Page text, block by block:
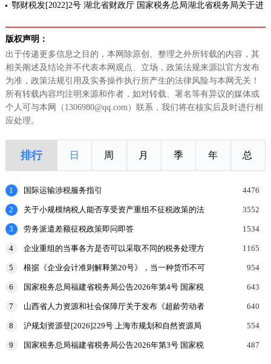
省实施小微企业“六税两费”减免政策的通知
鄂财税发[2022]2号 湖北省财政厅 国家税务总局湖北省税务局关于进
版权声明：
出于传递更多信息之目的，本网除原创、整理之外所转载的内容，其
相关阐述及结论并不代表本网观点、立场，政策法规来源以官方发布
为准，政策法规引用及实务操作执行所产生的法律风险与本网无关！
所有转载内容均注明来源和作者，如对转载、署名等有异议的媒体或
个人可与本网（1306980@qq.com）联系，我们将在核实后及时进行相
应处理。
排行 日 周 月 季 年 总
1 国际运输涉税服务指引 4476
2
关于小规模纳税人能否享受资产重组不征税政策的法
3552
3 劳务派遣差额征税政策即问即答 1534
4
企业重组的当事各方是否可以采取不同的税务处理方
1165
5
根据《企业会计准则解释第20号》，当一种货币不可
察汇率、
954
6
国家税务总局福建省税务局公告2026年第4号 国家税
物劳
643
7
山西省人力资源和社会保障厅关于发布《超龄劳动者
640
8
沪规划资源登[2026]229号 上海市规划和自然资源局
置
554
9
国家税务总局福建省税务局公告2026年第3号 国家税
487